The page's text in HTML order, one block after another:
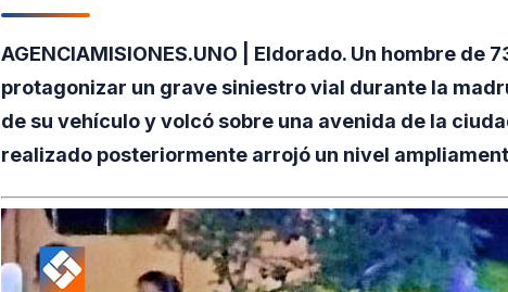
AGENCIAMISIONES.UNO | Eldorado. Un hombre de
protagonizar un grave siniestro vial durante la
de su vehículo y volcó sobre una avenida de la
realizado posteriormente arrojó un nivel